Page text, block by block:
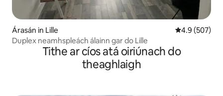
Árasán in Lille Meánrátáil
4.9 (507)
Duplex neamhspleách álainn gar do Lille
Tithe ar cíos atá oiriúnach do
theaghlaigh